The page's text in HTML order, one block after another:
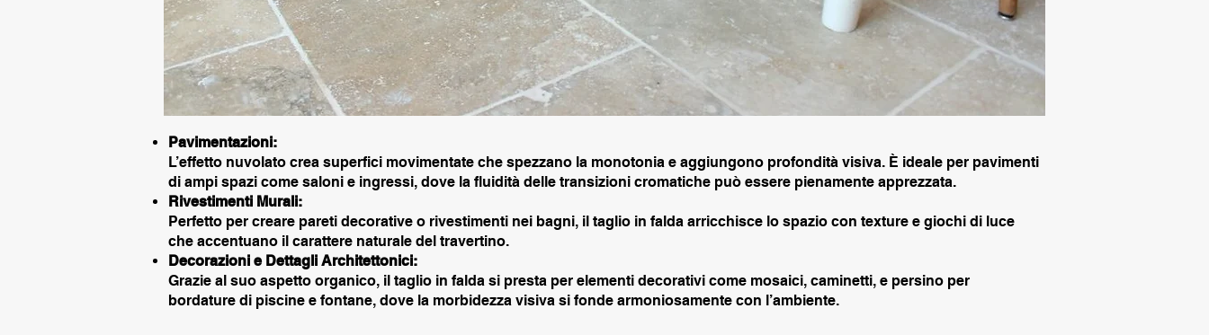
Pavimentazioni:
L’effetto nuvolato crea superfici movimentate che spezzano la monotonia e aggiungono profondità visiva. È ideale per pavimenti
di ampi spazi come saloni e ingressi, dove la fluidità delle transizioni cromatiche può essere pienamente apprezzata.
Rivestimenti Murali:
Perfetto per creare pareti decorative o rivestimenti nei bagni, il taglio in falda arricchisce lo spazio con texture e giochi di luce
che accentuano il carattere naturale del travertino.
Decorazioni e Dettagli Architettonici:
Grazie al suo aspetto organico, il taglio in falda si presta per elementi decorativi come mosaici, caminetti, e persino per
bordature di piscine e fontane, dove la morbidezza visiva si fonde armoniosamente con l’ambiente.